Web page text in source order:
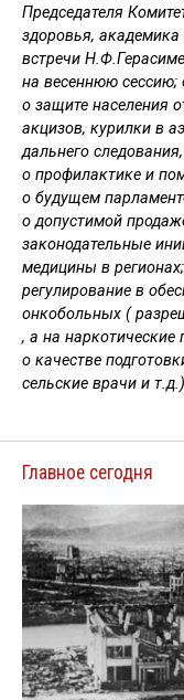
Председателя
здоровья,
встречи
на весеннюю сессию;
о защите населения
акцизов, курилки в
дальнего
о профилактике и
о будущем
о допустимой
законодательные
медицины в
регулирование в
онкобольных (
, а на наркотические
о качестве
сельские врачи и
Главное сегодня